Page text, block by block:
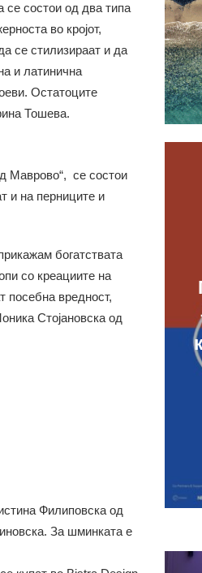
се состои од два типа
во кројот,
се стилизираат и да
и латинична
Остатоците
Тошева.
Маврово“, се состои
и на перниците и
богатствата
со креациите на
посебна вредност,
Стојановска од
Филиповска од
За шминката е